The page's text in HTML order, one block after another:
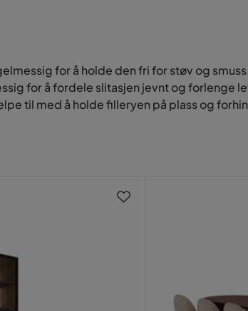
for å holde den fri for støv og
for å fordele slitasjen jevnt og forlenge
til med å holde filleryen på plass og